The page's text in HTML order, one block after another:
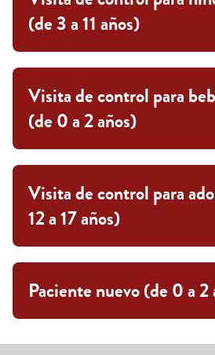
(de 3 a 11 años)
Visita de control para
(de 0 a 2 años)
Visita de control para
12 a 17 años)
Paciente nuevo (de 0 a 2